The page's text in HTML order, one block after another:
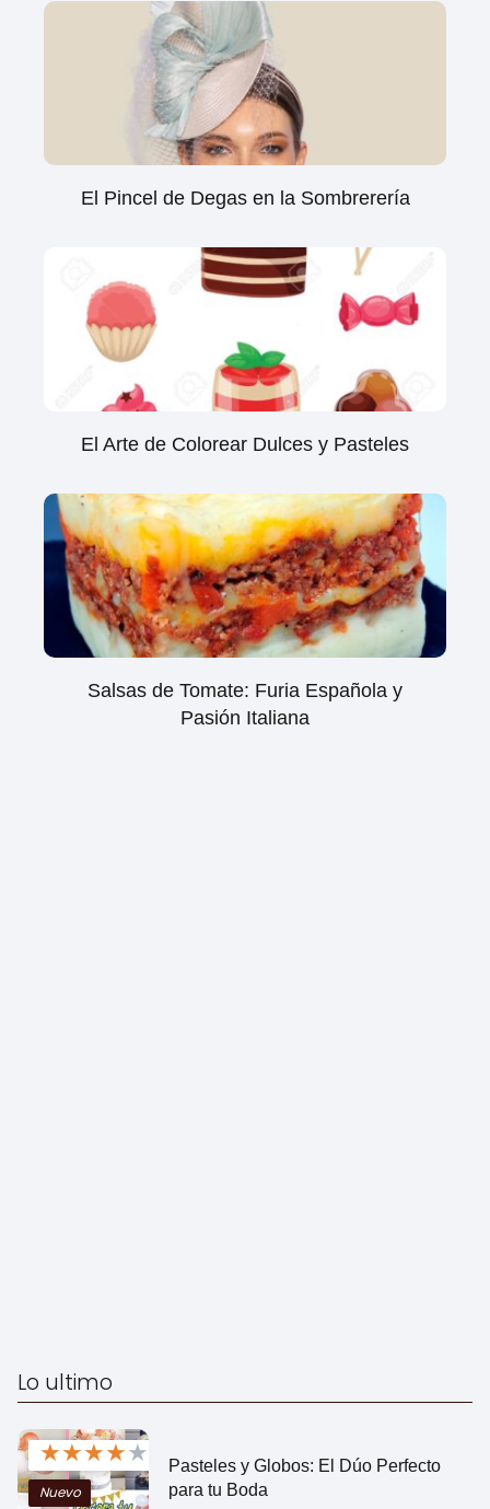
El Pincel de Degas en la Sombrerería
El Arte de Colorear Dulces y Pasteles
Salsas de Tomate: Furia Española y
Pasión Italiana
Lo ultimo
★★★★★
Nuevo
Pasteles y Globos: El Dúo Perfecto
para tu Boda